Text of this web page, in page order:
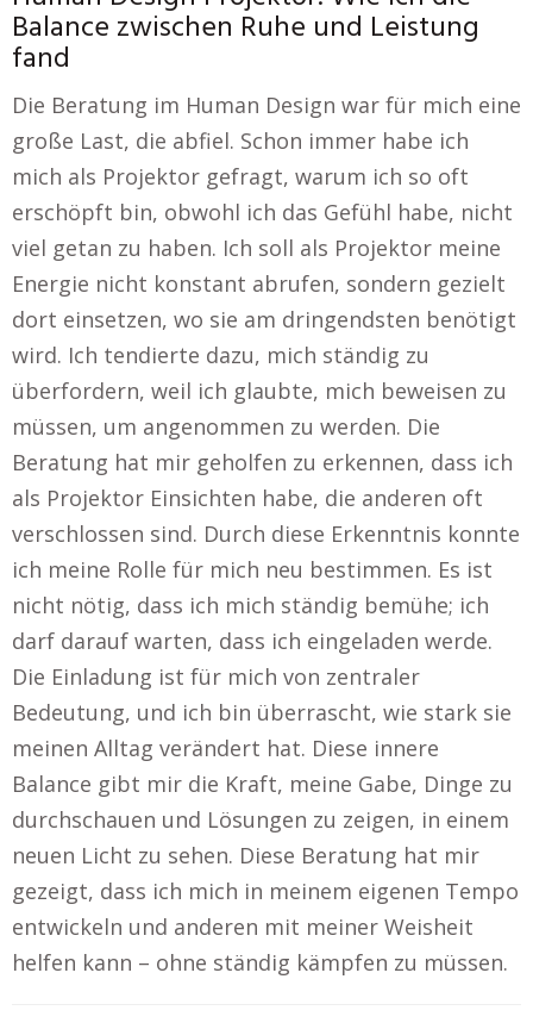
Balance zwischen Ruhe und Leistung
fand
Die Beratung im Human Design war für mich eine
große Last, die abfiel. Schon immer habe ich
mich als Projektor gefragt, warum ich so oft
erschöpft bin, obwohl ich das Gefühl habe, nicht
viel getan zu haben. Ich soll als Projektor meine
Energie nicht konstant abrufen, sondern gezielt
dort einsetzen, wo sie am dringendsten benötigt
wird. Ich tendierte dazu, mich ständig zu
überfordern, weil ich glaubte, mich beweisen zu
müssen, um angenommen zu werden. Die
Beratung hat mir geholfen zu erkennen, dass ich
als Projektor Einsichten habe, die anderen oft
verschlossen sind. Durch diese Erkenntnis konnte
ich meine Rolle für mich neu bestimmen. Es ist
nicht nötig, dass ich mich ständig bemühe; ich
darf darauf warten, dass ich eingeladen werde.
Die Einladung ist für mich von zentraler
Bedeutung, und ich bin überrascht, wie stark sie
meinen Alltag verändert hat. Diese innere
Balance gibt mir die Kraft, meine Gabe, Dinge zu
durchschauen und Lösungen zu zeigen, in einem
neuen Licht zu sehen. Diese Beratung hat mir
gezeigt, dass ich mich in meinem eigenen Tempo
entwickeln und anderen mit meiner Weisheit
helfen kann – ohne ständig kämpfen zu müssen.